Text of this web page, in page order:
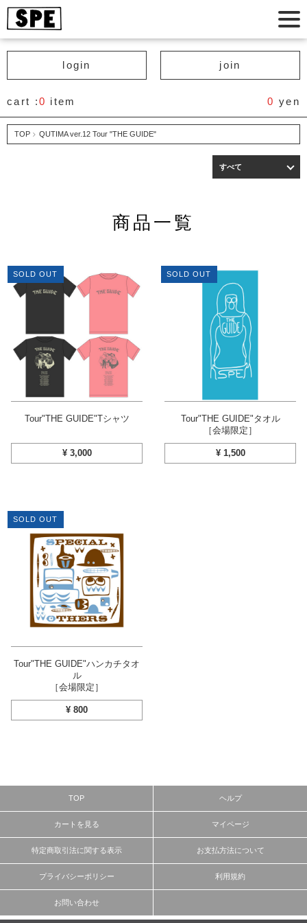
login join
cart :0 item 0 yen
TOP QUTIMA ver.12 Tour "THE GUIDE"
すべて
商品一覧
SOLD OUT
Tour"THE GUIDE"Tシャツ
¥ 3,000
SOLD OUT
Tour"THE GUIDE"タオル
［会場限定］
¥ 1,500
SOLD OUT
Tour"THE GUIDE"ハンカチタオ
ル
［会場限定］
¥ 800
TOP ヘルプ
カートを見る マイページ
特定商取引法に関する表示 お支払方法について
プライバシーポリシー 利用規約
お問い合わせ